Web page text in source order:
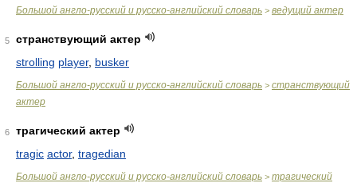
Большой англо-русский и русско-английский словарь > ведущий актер
5
странствующий актер
strolling player, busker
Большой англо-русский и русско-английский словарь > странствующий
актер
6
трагический актер
tragic actor, tragedian
Большой англо-русский и русско-английский словарь > трагический